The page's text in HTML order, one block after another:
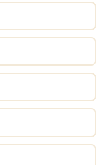
乾上艮下
壮 震上乾下
离上坤下
明夷 坤上离下
家人 巽上离下